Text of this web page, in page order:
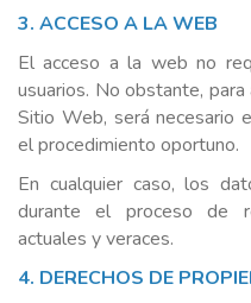
3. ACCESO A LA WEB
El acceso a la web no
usuarios. No obstante,
Sitio Web, será necesario
el procedimiento oportuno.
En cualquier caso, los
durante el proceso de
actuales y veraces.
4. DERECHOS DE